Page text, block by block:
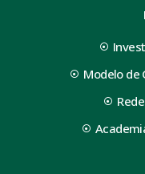
Modelo de